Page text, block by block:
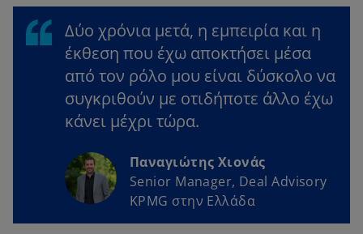
Δύο χρόνια μετά, η εμπειρία και η
έκθεση που έχω αποκτήσει μέσα
από τον ρόλο μου είναι δύσκολο να
συγκριθούν με οτιδήποτε άλλο έχω
κάνει μέχρι τώρα.
Παναγιώτης Χιονάς
Senior Manager, Deal Advisory
KPMG στην Ελλάδα